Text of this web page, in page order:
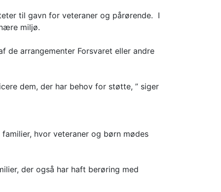
til gavn for veteraner og pårørende. I
miljø.
de arrangementer Forsvaret eller andre
dem, der har behov for støtte, ” siger
hvor veteraner og børn mødes
der også har haft berøring med